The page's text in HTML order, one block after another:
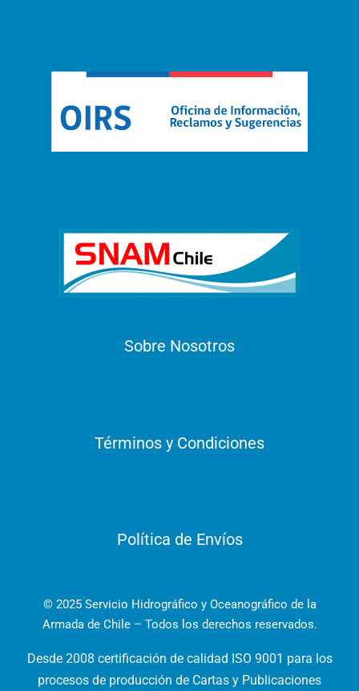
Sobre Nosotros
Términos y Condiciones
Política de Envíos
© 2025 Servicio Hidrográfico y Oceanográfico de la
Armada de Chile – Todos los derechos reservados.
Desde 2008 certificación de calidad ISO 9001 para los
procesos de producción de Cartas y Publicaciones